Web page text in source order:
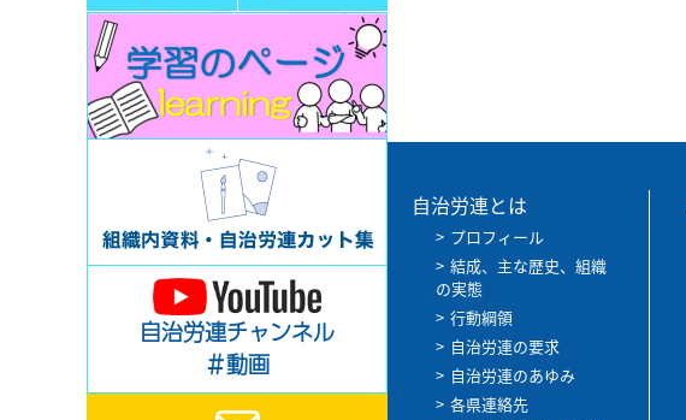
自治労連チャンネル
＃動画
自治労連とは
プロフィール
結成、主な歴史、組織
の実態
行動綱領
自治労連の要求
自治労連のあゆみ
各県連絡先